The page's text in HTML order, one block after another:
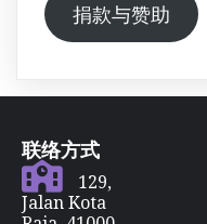
捐款与赞助
联络方式
129,
Jalan Kota